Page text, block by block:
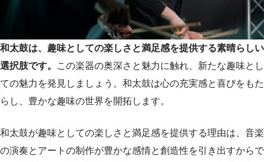
和太鼓は、趣味としての楽しさと満足感を提供する素晴らしい
選択肢です。
この楽器の奥深さと魅力に触れ、新たな趣味とし
ての魅力を発見しましょう。和太鼓は心の充実感と喜びをもた
らし、豊かな趣味の世界を開拓します。
和太鼓が趣味としての楽しさと満足感を提供する理由は、音楽
の演奏とアートの制作が豊かな感情と創造性を引き出すからで